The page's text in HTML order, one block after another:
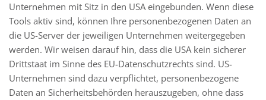
Unternehmen mit Sitz in den USA eingebunden. Wenn diese
Tools aktiv sind, können Ihre personenbezogenen Daten an
die US-Server der jeweiligen Unternehmen weitergegeben
werden. Wir weisen darauf hin, dass die USA kein sicherer
Drittstaat im Sinne des EU-Datenschutzrechts sind. US-
Unternehmen sind dazu verpflichtet, personenbezogene
Daten an Sicherheitsbehörden herauszugeben, ohne dass